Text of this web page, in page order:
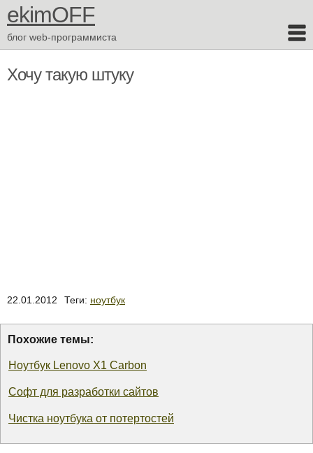
ekimOFF
блог web-программиста
Хочу такую штуку
22.01.2012 Теги: ноутбук
Похожие темы:
Ноутбук Lenovo X1 Carbon
Софт для разработки сайтов
Чистка ноутбука от потертостей